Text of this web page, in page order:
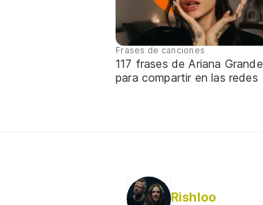
Frases de canciones
117 frases de Ariana Grande
para compartir en las redes
Rishloo